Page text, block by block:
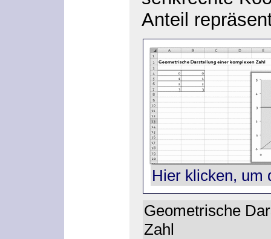
Anteil
Hier klicken, um
Geometrische
Zahl